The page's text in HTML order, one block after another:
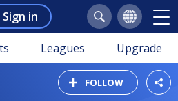
Sign in
Leagues Upgrade
FOLLOW